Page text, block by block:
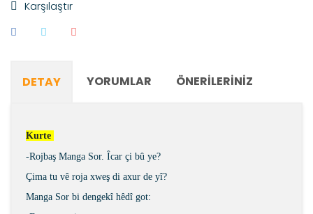
Karşılaştır
DETAY YORUMLAR ÖNERILERINIZ
Kurte
-Rojbaş Manga Sor. Îcar çi bû ye?
Çima tu vê roja xweş di axur de yî?
Manga Sor bi dengekî hêdî got: